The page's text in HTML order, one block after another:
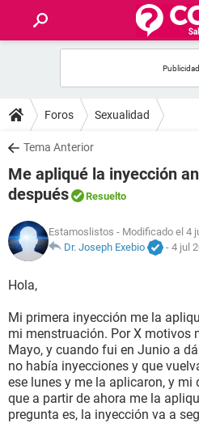
FOROS
SALUD
FAMILIA
NUTRICIÓN
SEXUALIDAD
GLOSARIO
Foros Sexualidad
Tema Anterior
Me apliqué la inyección
después
Resuelto
Estamoslistos - Modificado el 4
Dr. Joseph Exebio
- 4 jul
Hola,
Mi primera inyección me la
mi menstruación. Por X motivos
Mayo, y cuando fui en Junio a
no había inyecciones y que
ese lunes y me la aplicaron, y
que a partir de ahora me la
pregunta es, la inyección va a